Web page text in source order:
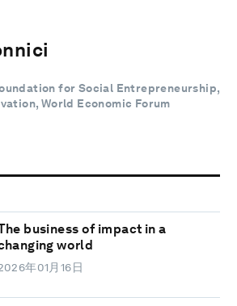
for Social Entrepreneurship,
World Economic Forum
business of impact in a
world
年01月16日